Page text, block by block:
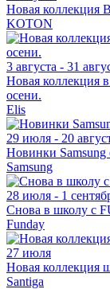
Новая коллекция
KOTON
3 августа - 31
Новая коллекция
осени.
Elis
29 июля - 20
Новинки Samsung
Samsung
28 июля - 1
Снова в школу с
Funday
27 июля
Новая коллекция
Santiga